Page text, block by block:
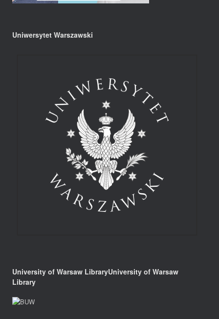
Uniwersytet Warszawski
University of Warsaw LibraryUniversity of Warsaw
Library